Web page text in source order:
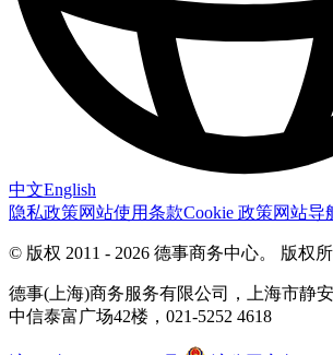
中文English
隐私政策网站使用条款Cookie 政策网站导
© 版权 2011 - 2026 德事商务中心。 版权
德事(上海)商务服务有限公司，上海市静
中信泰富广场42楼，021-5252 4618